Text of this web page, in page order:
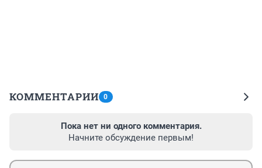
КОММЕНТАРИИ 0
Пока нет ни одного комментария.
Начните обсуждение первым!